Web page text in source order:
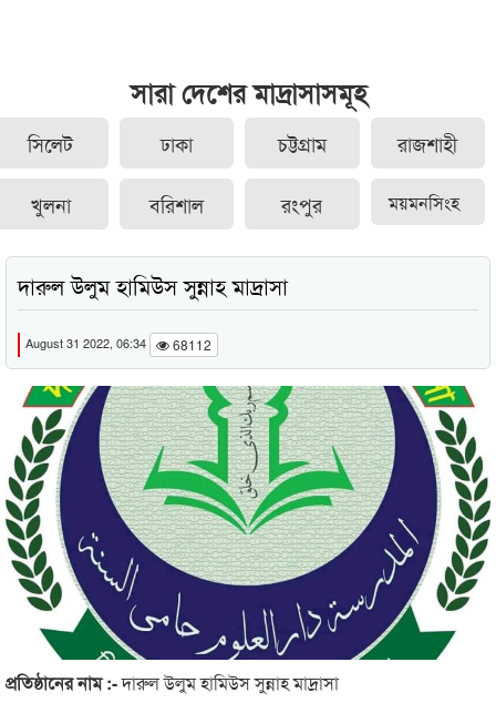
সারা দেশের মাদ্রাসাসমূহ
সিলেট ঢাকা চট্টগ্রাম রাজশাহী
খুলনা বরিশাল রংপুর ময়মনসিংহ
দারুল উলুম হামিউস সুন্নাহ মাদ্রাসা
August 31 2022, 06:34 68112
প্রতিষ্ঠানের নাম :-দারুল উলুম হামিউস সুন্নাহ মাদ্রাসা